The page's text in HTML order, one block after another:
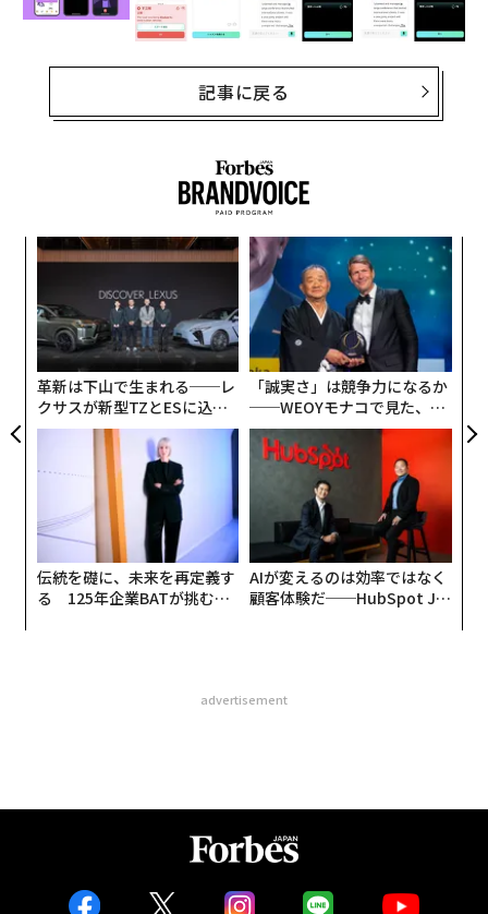
記事に戻る
革新は下山で生まれる──レ
クサスが新型TZとESに込め
た「DISCOVER」の哲学
「誠実さ」は競争力になるか
──WEOYモナコで見た、く
ら寿司の経営哲学
伝統を礎に、未来を再定義す
る 125年企業BATが挑むス
AIが変えるのは効率ではなく
顧客体験だ──HubSpot Ja
advertisement